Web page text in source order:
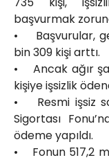
başvurmak
• Başvurular,
bin 309 kişi arttı.
• Ancak ağır
kişiye işsizlik
• Resmi işsiz
Sigortası
ödeme yapıldı.
• Fonun 517,2